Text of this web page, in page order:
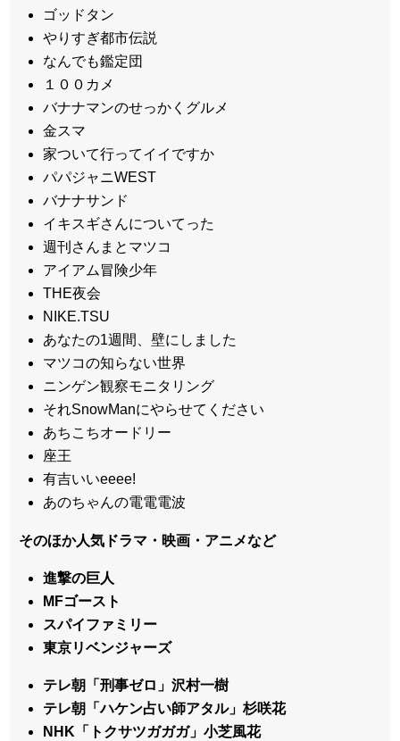
ゴッドタン
やりすぎ都市伝説
なんでも鑑定団
１００カメ
バナナマンのせっかくグルメ
金スマ
家ついて行ってイイですか
パパジャニWEST
バナナサンド
イキスギさんについてった
週刊さんまとマツコ
アイアム冒険少年
THE夜会
NIKE.TSU
あなたの1週間、壁にしました
マツコの知らない世界
ニンゲン観察モニタリング
それSnowManにやらせてください
あちこちオードリー
座王
有吉いいeeee!
あのちゃんの電電電波
そのほか人気ドラマ・映画・アニメなど
進撃の巨人
MFゴースト
スパイファミリー
東京リベンジャーズ
テレ朝「刑事ゼロ」沢村一樹
テレ朝「ハケン占い師アタル」杉咲花
NHK「トクサツガガガ」小芝風花